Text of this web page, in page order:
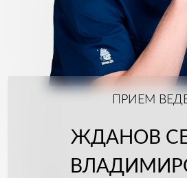
ПРИЕМ
ЖДАНОВ